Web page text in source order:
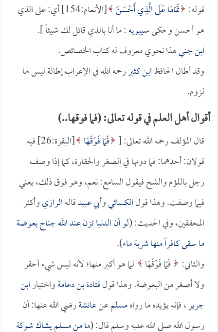
قوله: تَمَامًا عَلَى الَّذِي أَحْسَنَ
[الأنعام:154] أي: على الذي
هو أحسن وحكىسيبويه: ما أنا بالذي قائل لك شيئاً ].
ابن جنيهذا نحوي معروف له كتاب الخصائص.
وقد أطال الحافظابن كثيررحمه الله في الإعراب إطالة ليس لها
لزوم.
أقوال أهل العلم في قوله تعالى: (فما فوقها..)
قال المؤلف رحمه الله تعالى: [ فَمَا فَوْقَهَا
[البقرة:26] فيه
قولان: أحدهما: فما دونها في الصغر والحقارة، كما إذا وصف
رجل باللؤم والشح فيقول السامع: نعم، وهو فوق ذلك، يعني
فيما وصفت. وهذا قولالكسائيوأبي عبيدقالهالرازيوأكثر
المحققين، وفي الحديث: (لو أن الدنيا تزن عند الله جناح بعوضة
ما سقى كافراً منها شربة ماء).
والثاني:
فَمَا فَوْقَهَا
لما هو أكبر منها؛ لأنه ليس شيء أحقر
ولا أصغر من البعوضة. وهذا قولقتادة بن دعامةواختيارابن
جرير، فإنه يؤيده ما رواهمسلمعنعائشةرضي الله عنها: أن
رسول الله صلى الله عليه وسلم قال: (ما من مسلم يشاك شوكة